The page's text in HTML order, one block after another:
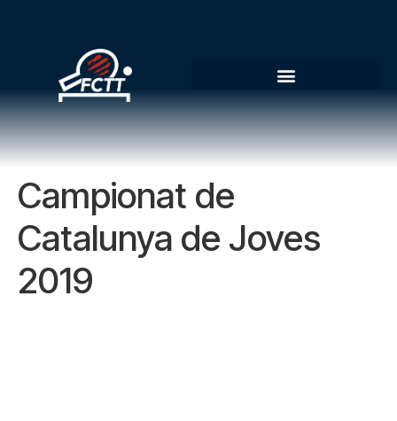
Campionat de
Catalunya de Joves
2019